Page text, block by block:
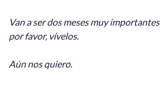
Van a ser dos meses muy
por favor, vívelos.
Aún nos quiero.